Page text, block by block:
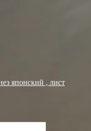
японский , лист